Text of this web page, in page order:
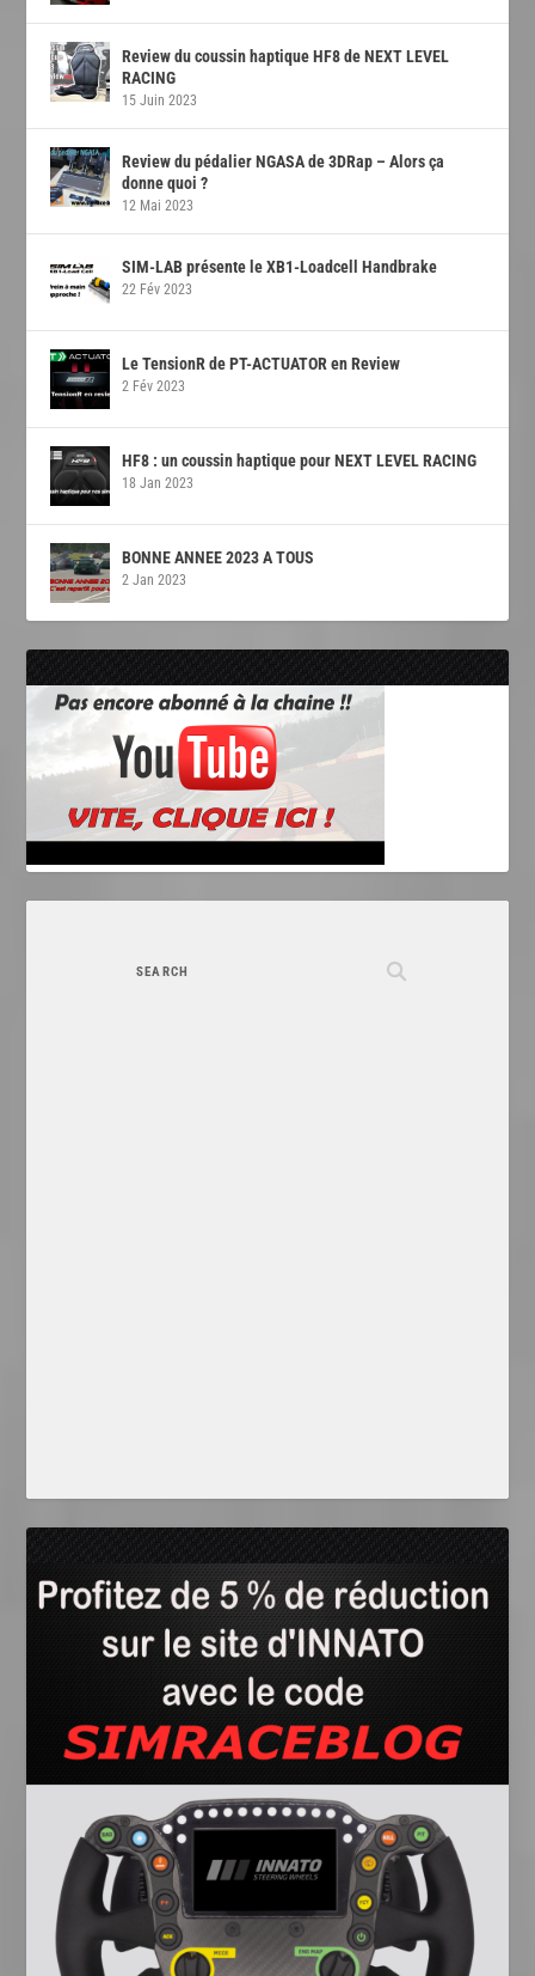
Review du coussin haptique HF8 de NEXT LEVEL
RACING
15 Juin 2023
Review du pédalier NGASA de 3DRap – Alors ça
donne quoi ?
12 Mai 2023
SIM-LAB présente le XB1-Loadcell Handbrake
22 Fév 2023
Le TensionR de PT-ACTUATOR en Review
2 Fév 2023
HF8 : un coussin haptique pour NEXT LEVEL RACING
18 Jan 2023
BONNE ANNEE 2023 A TOUS
2 Jan 2023